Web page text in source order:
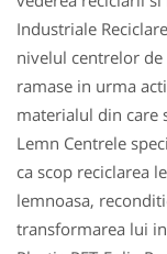
Industriale
nivelul centrelor
ramase in urma
materialul din care
Lemn Centrele
ca scop reciclarea
lemnoasa,
transformarea lui